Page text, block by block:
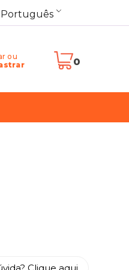
Português
ou
0